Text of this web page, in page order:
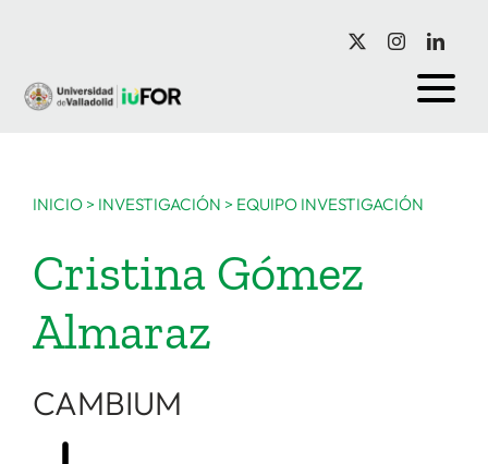
contenido
INICIO> INVESTIGACIÓN > EQUIPO INVESTIGACIÓN
Cristina Gómez
Almaraz
CAMBIUM